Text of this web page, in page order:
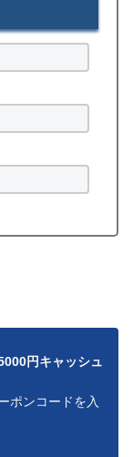
円キャッシュ
ポンコードを入